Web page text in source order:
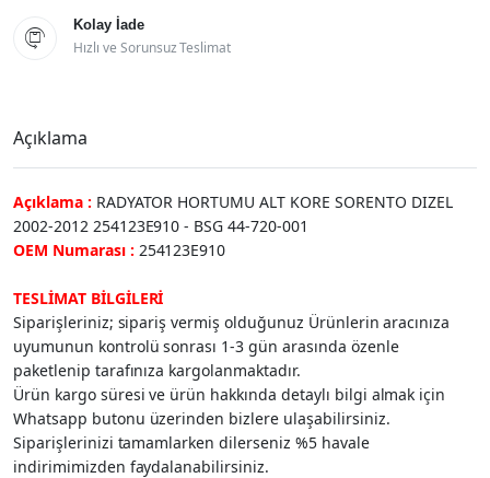

Kolay İade
Hızlı ve Sorunsuz Teslimat
Açıklama
Açıklama : RADYATOR HORTUMU ALT KORE SORENTO DIZEL
2002-2012 254123E910 - BSG 44-720-001
OEM Numarası : 254123E910
TESLİMAT BİLGİLERİ
Siparişleriniz; sipariş vermiş olduğunuz Ürünlerin aracınıza
uyumunun kontrolü sonrası 1-3 gün arasında özenle
paketlenip tarafınıza kargolanmaktadır.
Ürün kargo süresi ve ürün hakkında detaylı bilgi almak için
Whatsapp butonu üzerinden bizlere ulaşabilirsiniz.
Siparişlerinizi tamamlarken dilerseniz %5 havale
indirimimizden faydalanabilirsiniz.